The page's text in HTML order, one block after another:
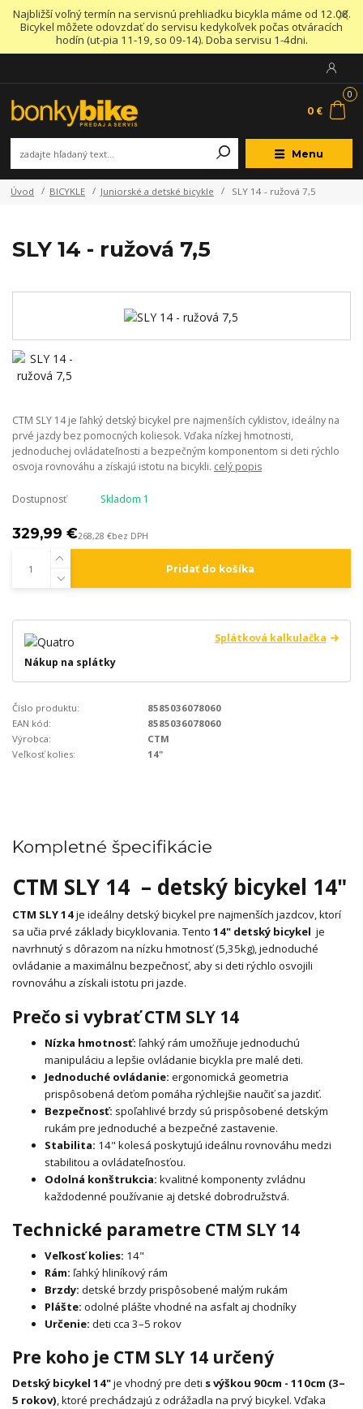
Najbližší voľný termín na servisnú prehliadku bicykla máme od 12.08.
Bicykel môžete odovzdať do servisu kedykoľvek počas otváracích
hodín (ut-pia 11-19, so 09-14). Doba servisu 1-4dni.
Menu
0
0 €
Úvod BICYKLE Juniorské a detské bicykle SLY 14 - ružová 7,5
SLY 14 - ružová 7,5
CTM SLY 14 je ľahký detský bicykel pre najmenších cyklistov, ideálny na
prvé jazdy bez pomocných koliesok. Vďaka nízkej hmotnosti,
jednoduchej ovládateľnosti a bezpečným komponentom si deti rýchlo
osvoja rovnováhu a získajú istotu na bicykli. celý popis
Dostupnosť Skladom 1
329,99 €268,28 €bez DPH
Pridať do košíka
Splátková kalkulačka
Nákup na splátky
Číslo produktu:
8585036078060
EAN kód:
8585036078060
Výrobca:
CTM
Veľkosť kolies:
14"
Kompletné špecifikácie
CTM SLY 14 – detský bicykel 14"
CTM SLY 14je ideálny detský bicykel pre najmenších jazdcov, ktorí
sa učia prvé základy bicyklovania. Tento 14" detský bicykel je
navrhnutý s dôrazom na nízku hmotnosť (5,35kg), jednoduché
ovládanie a maximálnu bezpečnosť, aby si deti rýchlo osvojili
rovnováhu a získali istotu pri jazde.
Prečo si vybrať CTM SLY 14
Nízka hmotnosť: ľahký rám umožňuje jednoduchú
manipuláciu a lepšie ovládanie bicykla pre malé deti.
Jednoduché ovládanie: ergonomická geometria
prispôsobená deťom pomáha rýchlejšie naučiť sa jazdiť.
Bezpečnosť: spoľahlivé brzdy sú prispôsobené detským
rukám pre jednoduché a bezpečné zastavenie.
Stabilita: 14" kolesá poskytujú ideálnu rovnováhu medzi
stabilitou a ovládateľnosťou.
Odolná konštrukcia: kvalitné komponenty zvládnu
každodenné používanie aj detské dobrodružstvá.
Technické parametre CTM SLY 14
Veľkosť kolies: 14"
Rám: ľahký hliníkový rám
Brzdy: detské brzdy prispôsobené malým rukám
Plášte: odolné plášte vhodné na asfalt aj chodníky
Určenie: deti cca 3–5 rokov
Pre koho je CTM SLY 14 určený
Detský bicykel 14"je vhodný pre deti s výškou 90cm - 110cm (3–
5 rokov), ktoré prechádzajú z odrážadla na prvý bicykel. Vďaka